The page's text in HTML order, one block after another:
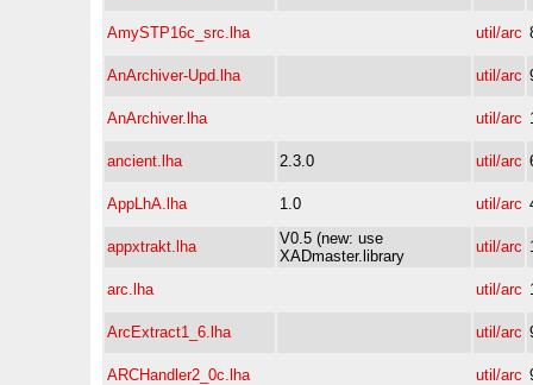
AmySTP16c_src.lha util/arc
AnArchiver-Upd.lha util/arc
AnArchiver.lha util/arc
ancient.lha 2.3.0 util/arc
AppLhA.lha 1.0 util/arc
appxtrakt.lha
V0.5 (new: use
XADmaster.library
util/arc
arc.lha util/arc
ArcExtract1_6.lha util/arc
ARCHandler2_0c.lha util/arc